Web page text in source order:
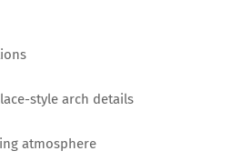
style arch details
atmosphere